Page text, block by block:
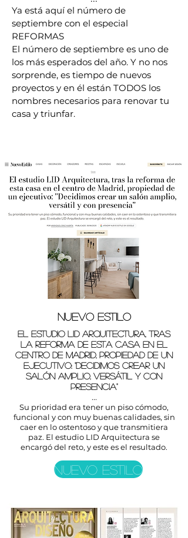
Ya está aquí el número de
septiembre con el especial
REFORMAS
El número de septiembre es uno de
los más esperados del año. Y no nos
sorprende, es tiempo de nuevos
proyectos y en él están TODOS los
nombres necesarios para renovar tu
casa y triunfar.
NUEVO ESTILO
El estudio LID Arquitectura, tras
la reforma de esta casa en el
centro de Madrid, propiedad de un
ejecutivo: ''Decidimos crear un
salón amplio, versátil y con
presencia''
...
Su prioridad era tener un piso cómodo,
funcional y con muy buenas calidades, sin
caer en lo ostentoso y que transmitiera
paz. El estudio LID Arquitectura se
encargó del reto, y este es el resultado.
NUEVO ESTILO